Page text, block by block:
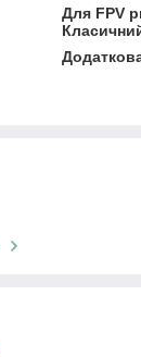
Для FPV